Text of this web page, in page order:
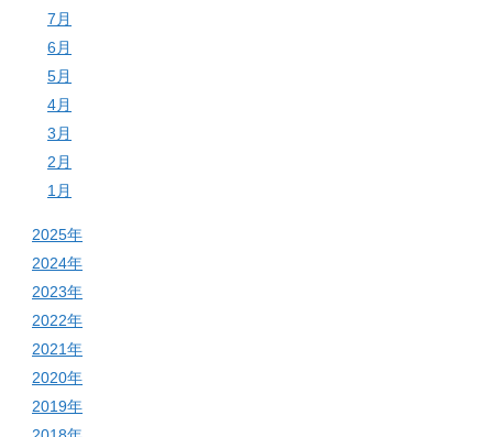
7月
6月
5月
4月
3月
2月
1月
2025年
2024年
2023年
2022年
2021年
2020年
2019年